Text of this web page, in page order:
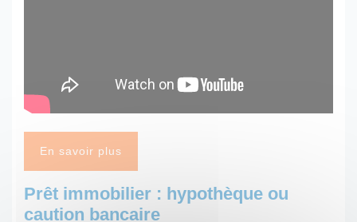
En savoir plus
Prêt immobilier : hypothèque ou
caution bancaire